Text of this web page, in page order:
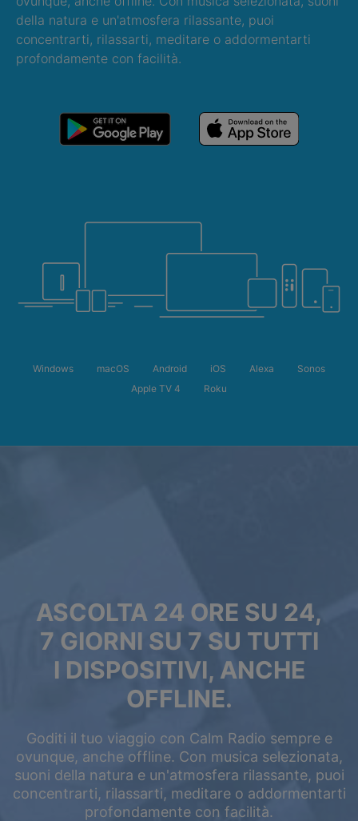
della natura e un'atmosfera rilassante, puoi
concentrarti, rilassarti, meditare o addormentarti
profondamente con facilità.
Windows macOS Android iOS Alexa
Sonos
Apple TV 4
Roku
ASCOLTA 24 ORE SU 24,
7 GIORNI SU 7 SU TUTTI
I DISPOSITIVI, ANCHE
OFFLINE.
Goditi il tuo viaggio con Calm Radio sempre e
ovunque, anche offline. Con musica selezionata,
suoni della natura e un'atmosfera rilassante, puoi
concentrarti, rilassarti, meditare o addormentarti
profondamente con facilità.